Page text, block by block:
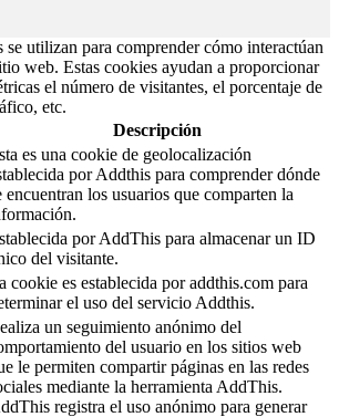
se utilizan para comprender cómo interactúan
web. Estas cookies ayudan a proporcionar
el número de visitantes, el porcentaje de
etc.
Descripción
es una cookie de geolocalización
por Addthis para comprender dónde
encuentran los usuarios que comparten la
por AddThis para almacenar un ID
del visitante.
cookie es establecida por addthis.com para
el uso del servicio Addthis.
un seguimiento anónimo del
del usuario en los sitios web
le permiten compartir páginas en las redes
mediante la herramienta AddThis.
registra el uso anónimo para generar